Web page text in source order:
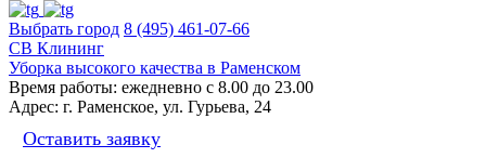
Выбрать город 8 (495) 461-07-66
СВ Клининг
Уборка высокого качества в Раменском
Время работы: ежедневно с 8.00 до 23.00
Адрес: г. Раменское, ул. Гурьева, 24
Оставить заявку